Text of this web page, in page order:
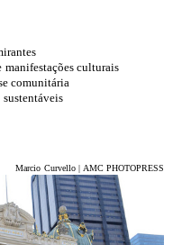
manifestações culturais
comunitária
Marcio Curvello | AMC PHOTOPRESS